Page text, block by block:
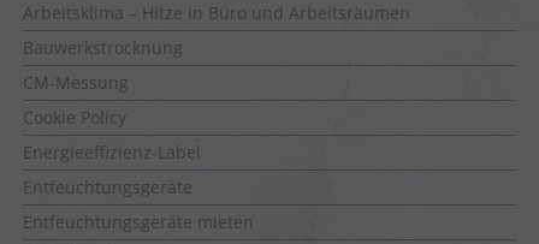
Arbeitsklima – Hitze in Büro und Arbeitsräumen
Bauwerkstrocknung
CM-Messung
Cookie Policy
Energieeffizienz-Label
Entfeuchtungsgeräte
Entfeuchtungsgeräte mieten